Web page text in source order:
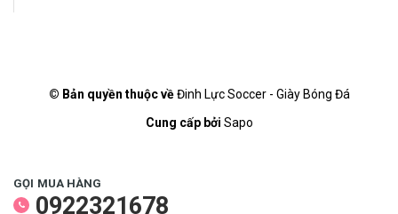
© Bản quyền thuộc vềĐinh Lực Soccer - Giày Bóng Đá
Cung cấp bởi Sapo
GỌI MUA HÀNG
0922321678